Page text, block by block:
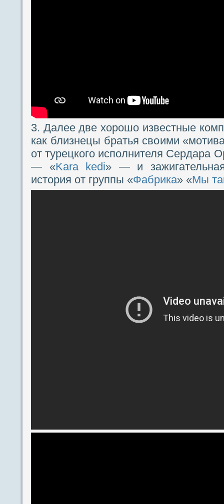
3. Далее две хорошо известные
как близнецы братья своими
от турецкого исполнителя Сердара
— «Kara kedi» — и
история от группы «Фабрика» «Мы